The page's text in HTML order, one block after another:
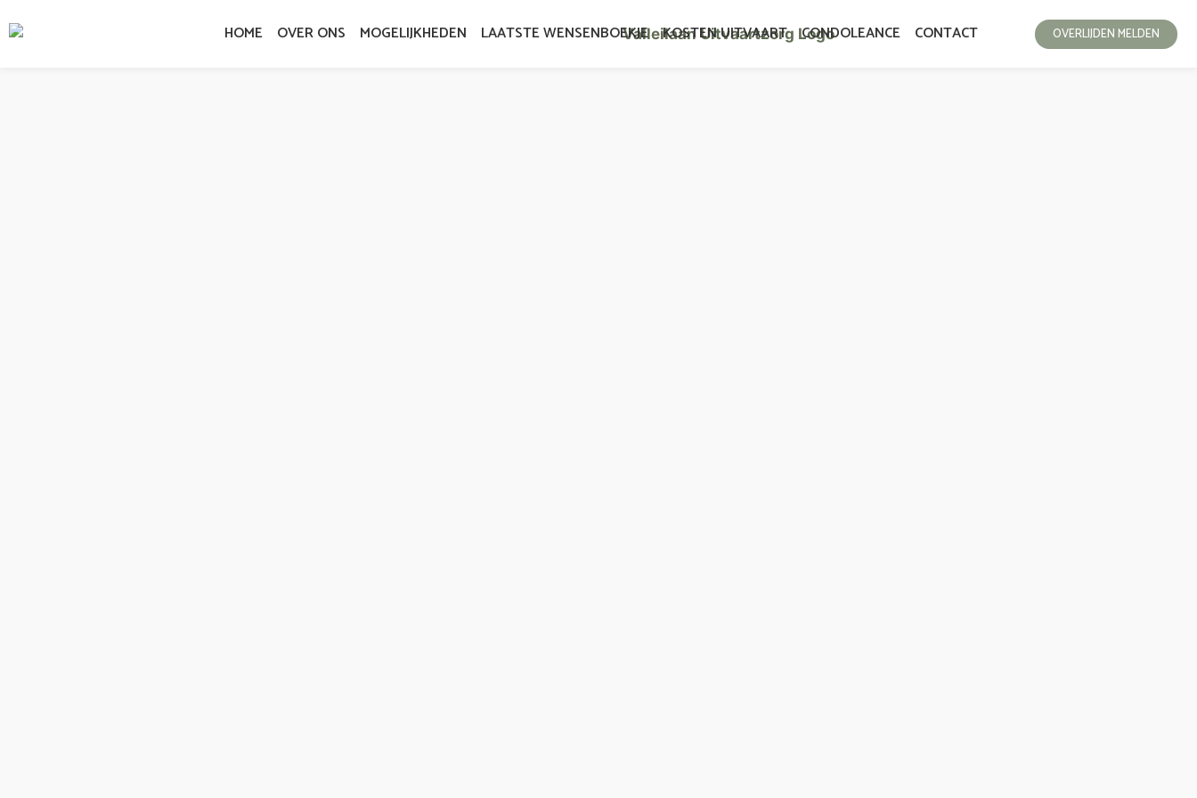
HOME OVER ONS MOGELIJKHEDEN LAATSTE WENSENBOEKJE KOSTEN UITVAART CONDOLEANCE CONTACT OVERLIJDEN MELDEN